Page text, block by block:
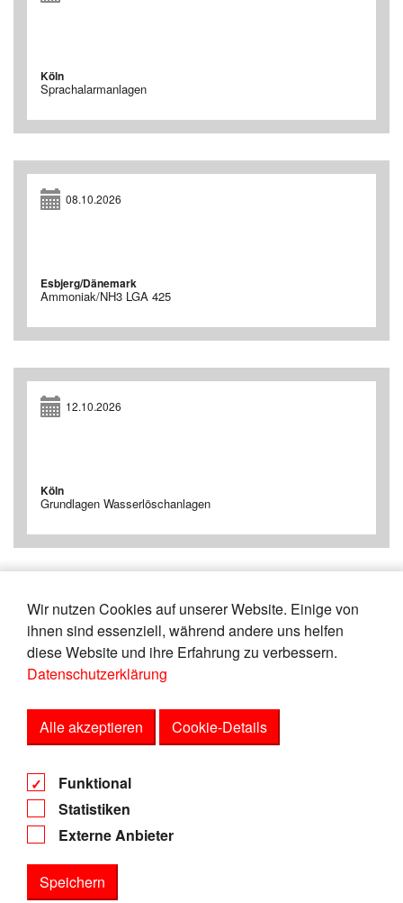
Wir nutzen Cookies auf unserer Website. Einige von
ihnen sind essenziell, während andere uns helfen
diese Website und ihre Erfahrung zu verbessern.
Datenschutzerklärung
Alle akzeptieren Cookie-Details
Funktional
Statistiken
Externe Anbieter
Speichern
Köln
Sprachalarmanlagen
08.10.2026
Esbjerg/Dänemark
Ammoniak/NH3 LGA 425
12.10.2026
Köln
Grundlagen Wasserlöschanlagen
« 7 8 9 10 11 12 13
14
15
16 »
Impressum